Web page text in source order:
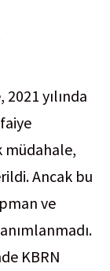
yılında
müdahale,
Ancak bu
ve
KBRN